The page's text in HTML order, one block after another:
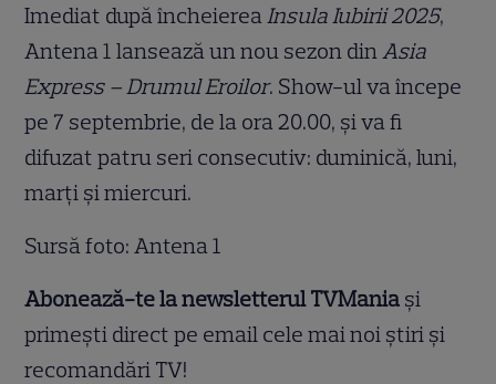
Imediat după încheierea Insula Iubirii 2025,
Antena 1 lansează un nou sezon din Asia
Express – Drumul Eroilor. Show-ul va începe
pe 7 septembrie, de la ora 20.00, și va fi
difuzat patru seri consecutiv: duminică, luni,
marți și miercuri.
Sursă foto: Antena 1
Abonează-te la newsletterul TVMania și
primești direct pe email cele mai noi știri și
recomandări TV!